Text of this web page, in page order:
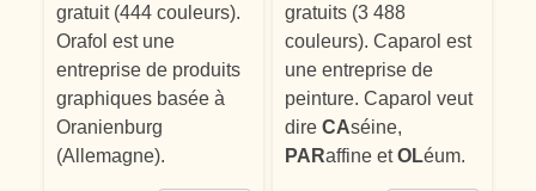
gratuit (444 couleurs).
Orafol est une
entreprise de produits
graphiques basée à
Oranienburg
(Allemagne).
gratuits (3 488
couleurs). Caparol est
une entreprise de
peinture. Caparol veut
dire CAséine,
PARaffine etOLéum.